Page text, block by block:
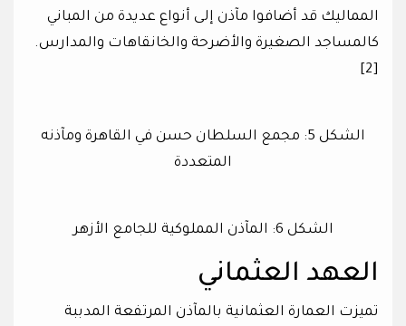
المماليك قد أضافوا مآذن إلى أنواع عديدة من المباني
كالمساجد الصغيرة والأضرحة والخانقاهات والمدارس.
[2]
الشكل 5: مجمع السلطان حسن في القاهرة ومآذنه
المتعددة
الشكل 6: المآذن المملوكية للجامع الأزهر
العهد العثماني
تميزت العمارة العثمانية بالمآذن المرتفعة المدببة